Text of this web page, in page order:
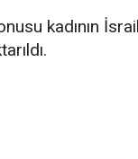
kadının